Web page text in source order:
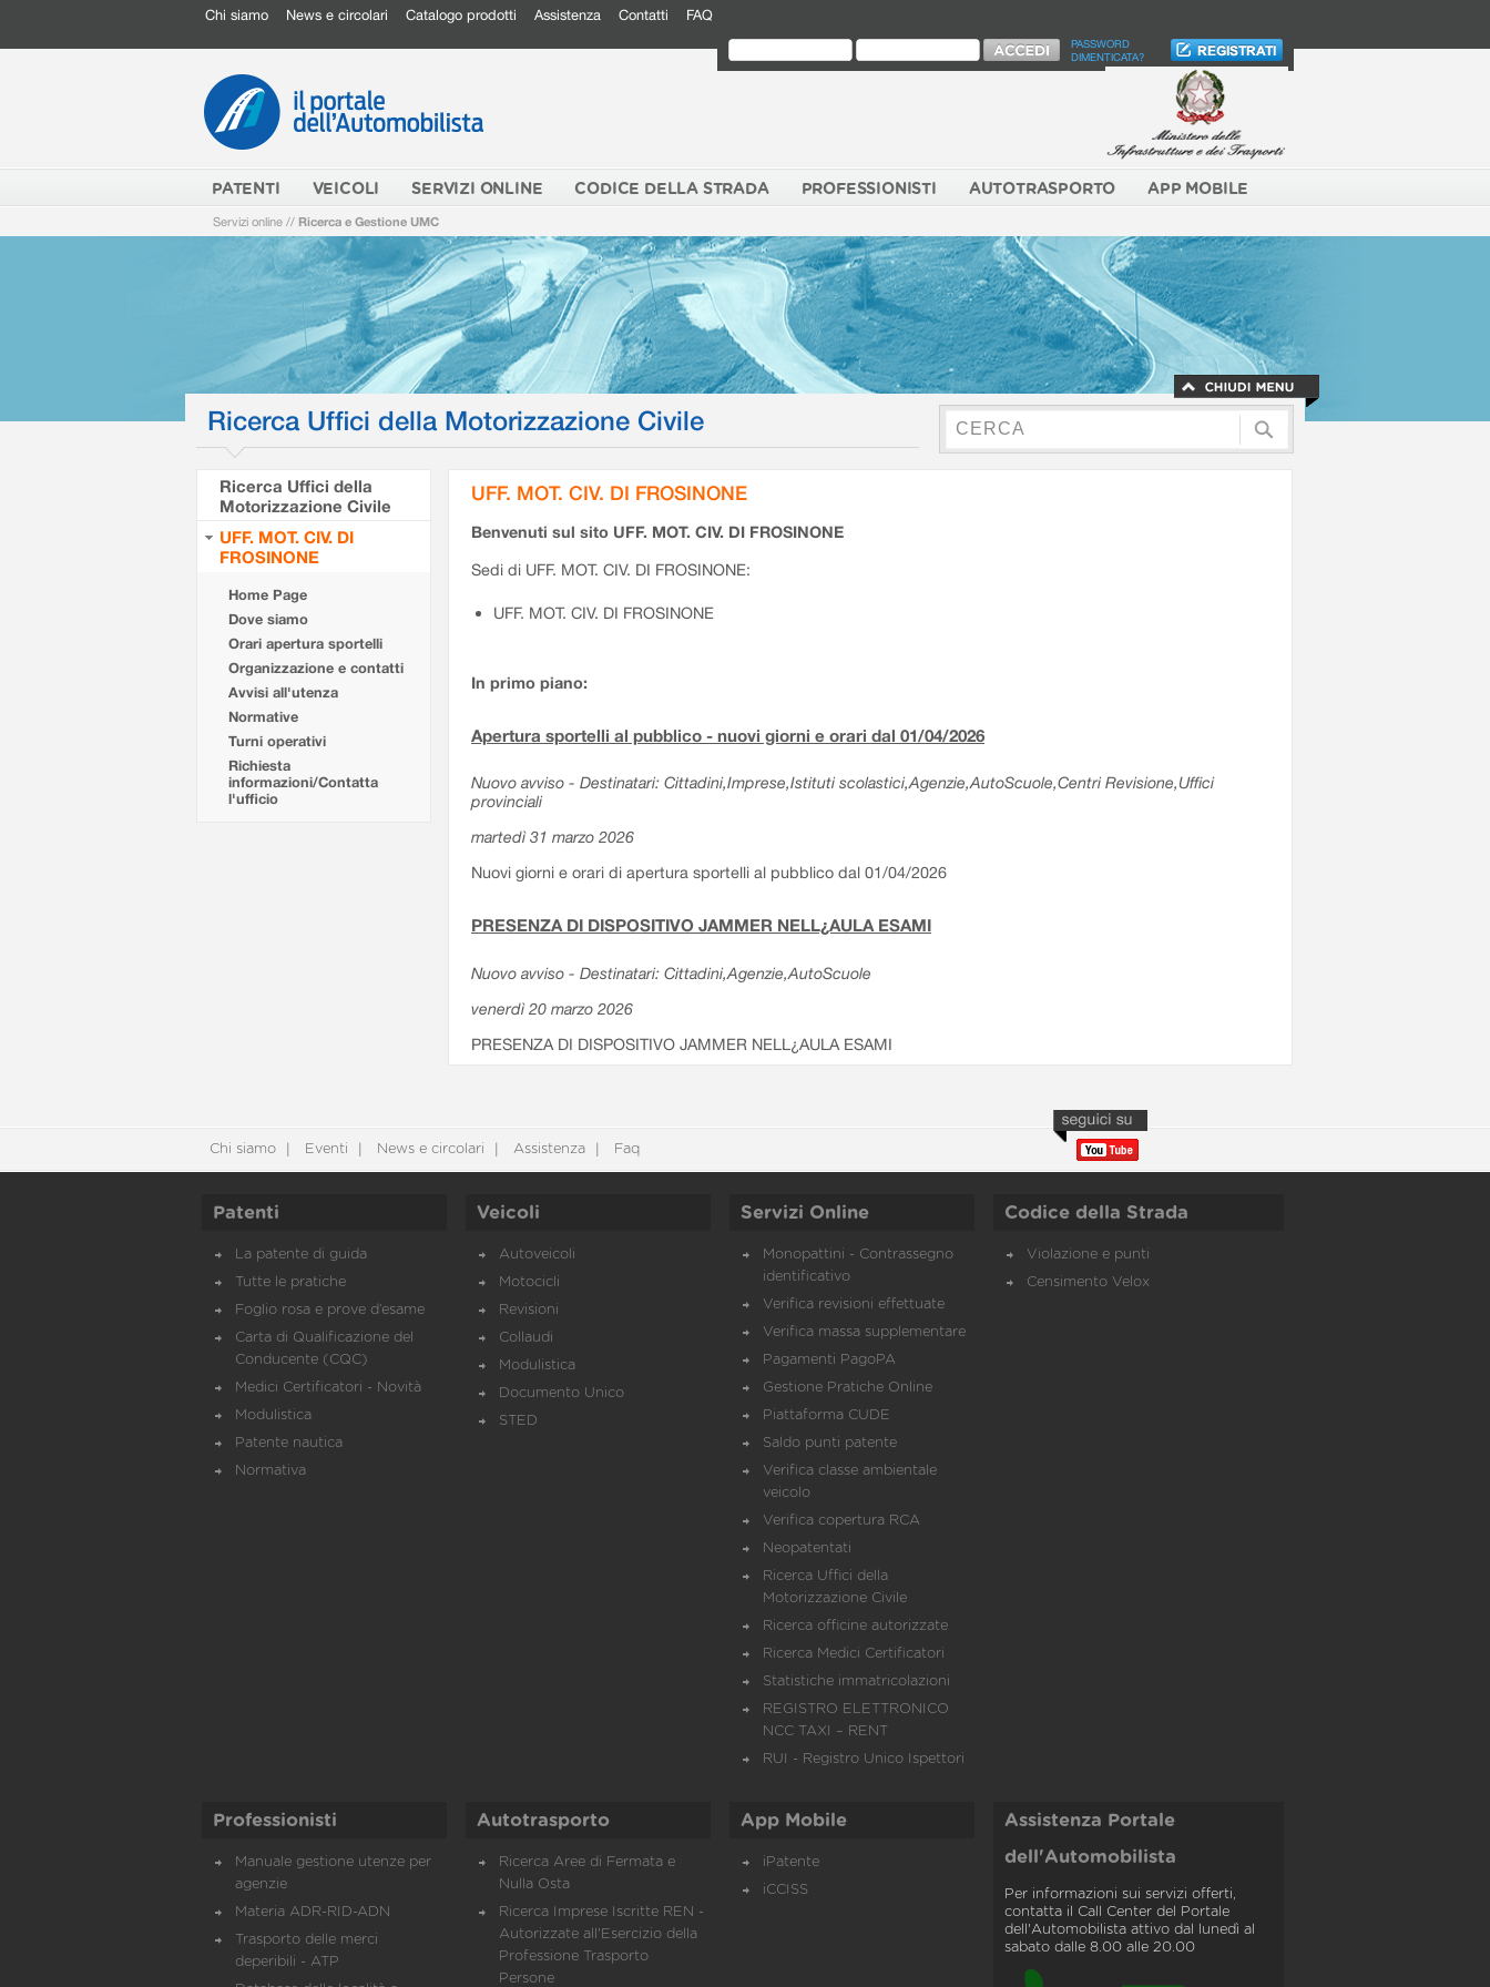
Chi siamo News e circolari Catalogo prodotti Assistenza Contatti FAQ
PASSWORD
DIMENTICATA?
PATENTI VEICOLI SERVIZI ONLINE CODICE DELLA STRADA PROFESSIONISTI AUTOTRASPORTO APP MOBILE
Servizi online // Ricerca e Gestione UMC
Ricerca Uffici della Motorizzazione Civile
Ricerca Uffici della
Motorizzazione Civile
UFF. MOT. CIV. DI
FROSINONE
Home Page
Dove siamo
Orari apertura sportelli
Organizzazione e contatti
Avvisi all'utenza
Normative
Turni operativi
Richiesta
informazioni/Contatta
l'ufficio
UFF. MOT. CIV. DI FROSINONE
Benvenuti sul sito UFF. MOT. CIV. DI FROSINONE
Sedi di UFF. MOT. CIV. DI FROSINONE:
UFF. MOT. CIV. DI FROSINONE
In primo piano:
Apertura sportelli al pubblico - nuovi giorni e orari dal 01/04/2026
Nuovo avviso - Destinatari: Cittadini,Imprese,Istituti scolastici,Agenzie,AutoScuole,Centri Revisione,Uffici
provinciali
martedì 31 marzo 2026
Nuovi giorni e orari di apertura sportelli al pubblico dal 01/04/2026
PRESENZA DI DISPOSITIVO JAMMER NELL¿AULA ESAMI
Nuovo avviso - Destinatari: Cittadini,Agenzie,AutoScuole
venerdì 20 marzo 2026
PRESENZA DI DISPOSITIVO JAMMER NELL¿AULA ESAMI
Chi siamo Eventi News e circolari Assistenza Faq
Patenti
La patente di guida
Tutte le pratiche
Foglio rosa e prove d’esame
Carta di Qualificazione del
Conducente (CQC)
Medici Certificatori - Novità
Modulistica
Patente nautica
Normativa
Veicoli
Autoveicoli
Motocicli
Revisioni
Collaudi
Modulistica
Documento Unico
STED
Servizi Online
Monopattini - Contrassegno
identificativo
Verifica revisioni effettuate
Verifica massa supplementare
Pagamenti PagoPA
Gestione Pratiche Online
Piattaforma CUDE
Saldo punti patente
Verifica classe ambientale
veicolo
Verifica copertura RCA
Neopatentati
Ricerca Uffici della
Motorizzazione Civile
Ricerca officine autorizzate
Ricerca Medici Certificatori
Statistiche immatricolazioni
REGISTRO ELETTRONICO
NCC TAXI – RENT
RUI - Registro Unico Ispettori
Codice della Strada
Violazione e punti
Censimento Velox
Professionisti
Manuale gestione utenze per
agenzie
Materia ADR-RID-ADN
Trasporto delle merci
deperibili - ATP
Autotrasporto
Ricerca Aree di Fermata e
Nulla Osta
Ricerca Imprese Iscritte REN -
Autorizzate all'Esercizio della
Professione Trasporto
Persone
App Mobile
iPatente
iCCISS
Assistenza Portale
dell'Automobilista
Per informazioni sui servizi offerti,
contatta il Call Center del Portale
dell'Automobilista attivo dal lunedì al
sabato dalle 8.00 alle 20.00